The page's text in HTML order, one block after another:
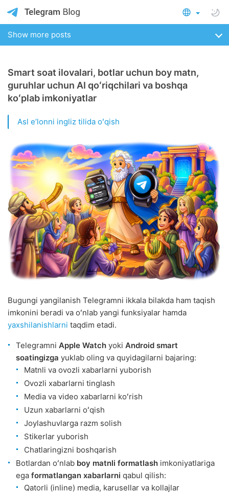
Show more posts
Smart soat ilovalari, botlar uchun boy matn,
guruhlar uchun AI qoʻriqchilari va boshqa
koʻplab imkoniyatlar
Asl eʼlonni ingliz tilida oʻqish
Bugungi yangilanish Telegramni ikkala bilakda ham taqish
imkonini beradi va oʻnlab yangi funksiyalar hamda
yaxshilanishlarni taqdim etadi.
Telegramni Apple Watch yoki Android smart
soatingizga yuklab oling va quyidagilarni bajaring:
Matnli va ovozli xabarlarni yuborish
Ovozli xabarlarni tinglash
Media va video xabarlarni koʻrish
Uzun xabarlarni oʻqish
Joylashuvlarga razm solish
Stikerlar yuborish
Chatlaringizni boshqarish
Botlardan oʻnlab boy matnli formatlash imkoniyatlariga
ega formatlangan xabarlarni qabul qilish:
Qatorli (inline) media, karusellar va kollajlar